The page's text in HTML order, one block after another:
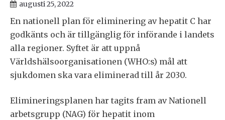
augusti 25, 2022
En nationell plan för eliminering av hepatit C har
godkänts och är tillgänglig för införande i landets
alla regioner. Syftet är att uppnå
Världshälsoorganisationen (WHO:s) mål att
sjukdomen ska vara eliminerad till år 2030.
Elimineringsplanen har tagits fram av Nationell
arbetsgrupp (NAG) för hepatit inom